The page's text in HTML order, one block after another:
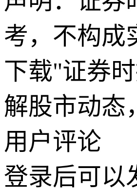
考，不构成
下载"证券
解股市动态
用户评论
登录后可以